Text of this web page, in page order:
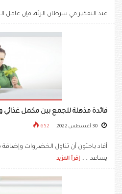
عند التفكير في سرطان الرئة، فإن عامل
فائدة مذهلة للجمع بين مكمل غذائي
652
أفاد باحثون أن تناول الخضروات
يساعد ..... إقرأ المزيد